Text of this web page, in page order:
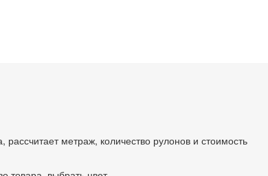
метраж, количество рулонов и стоимость